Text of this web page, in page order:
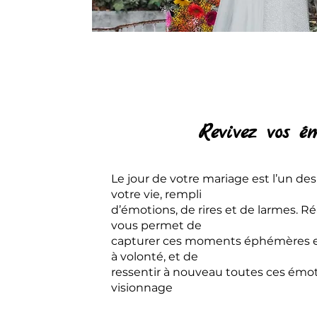
Revivez vos
Le jour de votre mariage est l’un
votre vie, rempli
d’émotions, de rires et de larmes.
vous permet de
capturer ces moments éphémères
à volonté, et de
ressentir à nouveau toutes ces
visionnage